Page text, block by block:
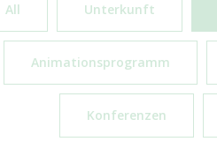
All Unterkunft
Animationsprogramm
Konferenzen